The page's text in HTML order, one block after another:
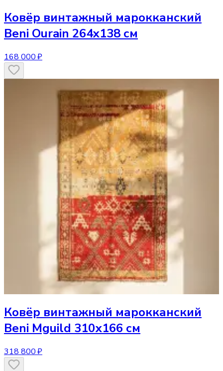
Ковёр винтажный марокканский
Beni Ourain 264x138 см
168 000 ₽
Ковёр винтажный марокканский
Beni Mguild 310х166 см
318 800 ₽